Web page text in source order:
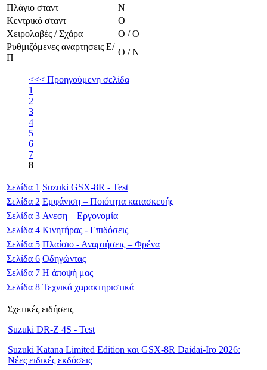
Πλάγιο σταντ
Ν
Κεντρικό σταντ
Ο
Χειρολαβές / Σχάρα
Ο / Ο
Ρυθμιζόμενες αναρτησεις Ε/
Π
Ο / Ν
<<< Προηγούμενη σελίδα
1
2
3
4
5
6
7
8
Σελίδα 1 Suzuki GSX-8R - Test
Σελίδα 2 Εμφάνιση – Ποιότητα κατασκευής
Σελίδα 3 Ανεση – Εργονομία
Σελίδα 4 Κινητήρας - Επιδόσεις
Σελίδα 5 Πλαίσιο - Αναρτήσεις – Φρένα
Σελίδα 6 Οδηγώντας
Σελίδα 7 Η άποψή μας
Σελίδα 8 Τεχνικά χαρακτηριστικά
Σχετικές ειδήσεις
Suzuki DR-Z 4S - Test
Suzuki Katana Limited Edition και GSX-8R Daidai-Iro 2026:
Νέες ειδικές εκδόσεις